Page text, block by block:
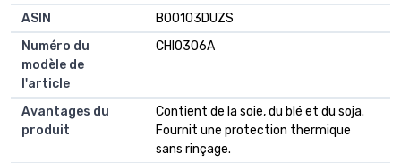
ASIN
B00103DUZS
Numéro du
modèle de
l'article
CHI0306A
Avantages du
produit
Contient de la soie, du blé et du soja.
Fournit une protection thermique
sans rinçage.